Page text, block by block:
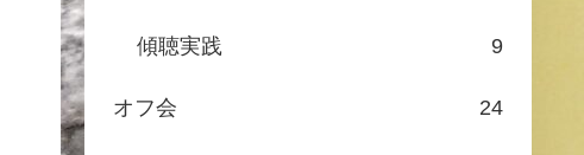
傾聴実践 9
オフ会 24